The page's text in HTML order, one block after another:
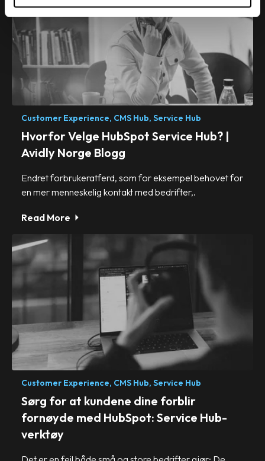
Customer Experience, CMS Hub, Service Hub
Hvorfor Velge HubSpot Service Hub? |
Avidly Norge Blogg
Endret forbrukeratferd, som for eksempel behovet for
en mer menneskelig kontakt med bedrifter,.
Read More
Customer Experience, CMS Hub, Service Hub
Sørg for at kundene dine forblir
fornøyde med HubSpot: Service Hub-
verktøy